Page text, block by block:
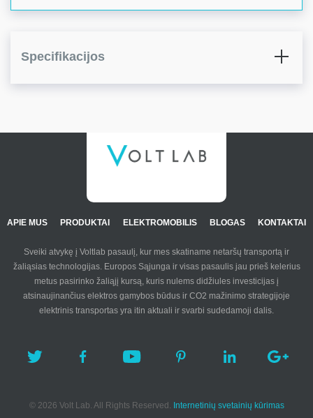
Specifikacijos
APIE MUS PRODUKTAI ELEKTROMOBILIS BLOGAS KONTAKTAI
Sveiki atvykę į Voltlab pasaulį, kur mes skatiname netaršų transportą ir
žaliąsias technologijas. Europos Sąjunga ir visas pasaulis jau prieš kelerius
metus pasirinko žaliąjį kursą, kuris nulems didžiules investicijas į
atsinaujinančius elektros gamybos būdus ir CO2 mažinimo strategijoje
elektrinis transportas yra itin aktuali ir svarbi sudedamoji dalis.
© 2026 Volt Lab. All Rights Reserved. Internetinių svetainių kūrimas